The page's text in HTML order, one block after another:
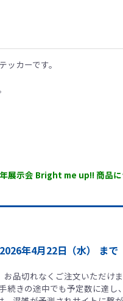
カーです。
展示会 Bright me up!! 商品
2026年4月22日（水） まで
品切れなくご注文いただけま
きの途中でも予定数に達し